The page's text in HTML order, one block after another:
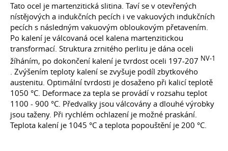
Tato ocel je martenzitická slitina. Taví se v otevřených
nístějových a indukčních pecích i ve vakuových indukčních
pecích s následným vakuovým obloukovým přetavením.
Po kalení je válcovaná ocel kalena martenzitickou
transformací. Struktura zrnitého perlitu je dána oceli
žíháním, po dokončení kalení je tvrdost oceli 197-207 NV-1
. Zvýšením teploty kalení se zvyšuje podíl zbytkového
austenitu. Optimální tvrdosti je dosaženo při kalicí teplotě
1050 °C. Deformace za tepla se provádí v rozsahu teplot
1100 - 900 °C. Předvalky jsou válcovány a dlouhé výrobky
jsou taženy. Při rychlém ochlazení je možné praskání.
Teplota kalení je 1045 °C a teplota popouštění je 200 °C.